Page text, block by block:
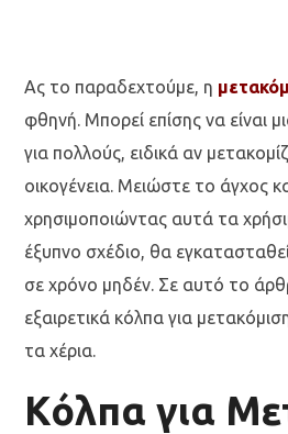
Ας το παραδεχτούμε, η
φθηνή. Μπορεί επίσης να είναι
για πολλούς, ειδικά αν
οικογένεια. Μειώστε το άγχος
χρησιμοποιώντας αυτά τα
έξυπνο σχέδιο, θα
σε χρόνο μηδέν. Σε αυτό το
εξαιρετικά κόλπα για
τα χέρια.
Κόλπα για